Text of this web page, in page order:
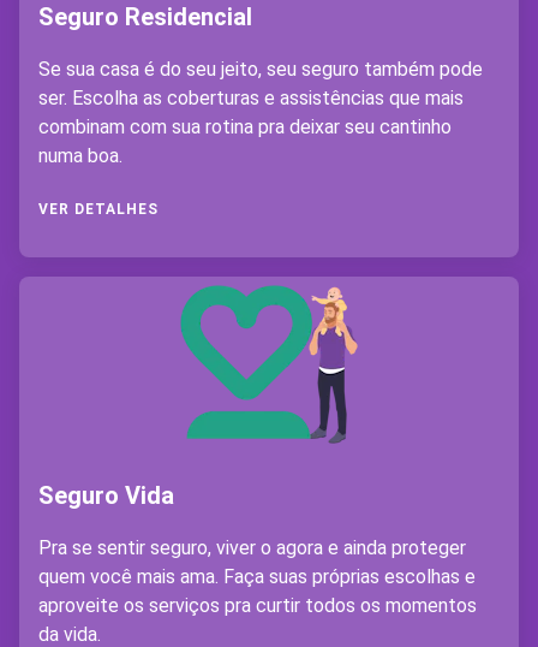
Seguro Residencial
Se sua casa é do seu jeito, seu seguro também pode
ser. Escolha as coberturas e assistências que mais
combinam com sua rotina pra deixar seu cantinho
numa boa.
VER DETALHES
Seguro Vida
Pra se sentir seguro, viver o agora e ainda proteger
quem você mais ama. Faça suas próprias escolhas e
aproveite os serviços pra curtir todos os momentos
da vida.